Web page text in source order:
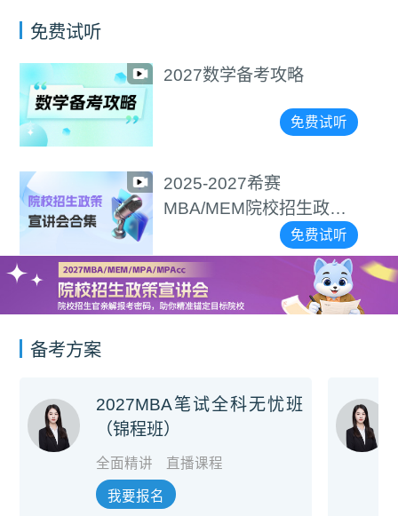
免费试听
2027数学备考攻略
免费试听
2025-2027希赛
MBA/MEM院校招生政策
免费试听
备考方案
2027MBA笔试全科无忧班
（锦程班）
全面精讲 直播课程
我要报名